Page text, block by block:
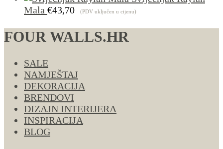
Mala €43,70 (PDV uključen u cijenu)
FOUR WALLS.HR
SALE
NAMJEŠTAJ
DEKORACIJA
BRENDOVI
DIZAJN INTERIJERA
INSPIRACIJA
BLOG